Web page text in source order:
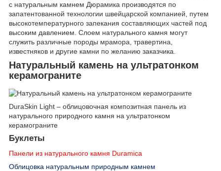
с натуральным камнем Дюрамика производятся по
запатентованной технологии швейцарской компанией, путем
высокотемпературного запекания составляющих частей под
высоким давлением. Слоем натурального камня могут
служить различные породы мрамора, травертина,
известняков и другие камни по желанию заказчика.
Натуральный камень на ультратонком
керамограните
DuraSkin Light – облицовочная композитная панель из
натурального природного камня на ультратонком
керамограните
Буклеты
Панели из натурального камня Duramica
Облицовка натуральным природным камнем